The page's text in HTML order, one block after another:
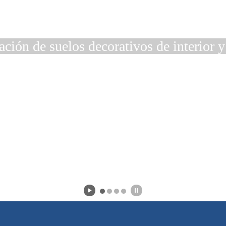
de suelos decorativos de interior